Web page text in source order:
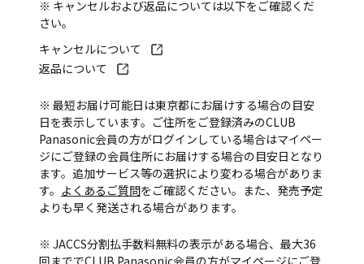
※ キャンセルおよび返品については以下をご確認くだ
さい。
キャンセルについて
返品について
※ 最短お届け可能日は東京都にお届けする場合の目安
日を表示しています。ご住所をご登録済みのCLUB
Panasonic会員の方がログインしている場合はマイペー
ジにご登録の会員住所にお届けする場合の目安日となり
ます。追加サービス等の選択により変わる場合がありま
す。 よくあるご質問をご確認ください。また、発売予定
よりも早く発送される場合があります。
※ JACCS分割払手数料無料の表示がある場合、最大36
回まででCLUB Panasonic会員の方がマイページにご登